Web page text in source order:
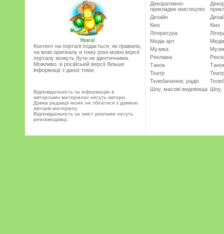
Увага!
Контент на порталі подається, як правило,
на мові оригіналу и тому різні мовні версії
порталу можуть бути не ідентичними.
Можливо, в російській версії більше
інформації з даної теми.
Відповідальність за інформацію в
авторських матеріалах несуть автори.
Думка редакції може не збігатися з думкою
авторів матеріалу.
Відповідальність за зміст реклами несуть
рекламодавці.
Декоративно-
прикладне мистецтво
Дизайн
Кіно
Література
Медіа арт
Музика
Реклама
Танок
Театр
Телебачення, радіо
Шоу, масові видовища
Кіно
Театр
Шоу,